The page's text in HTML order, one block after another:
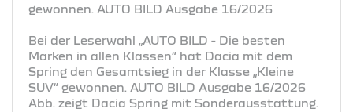
gewonnen. AUTO BILD Ausgabe 16/2026
Bei der Leserwahl „AUTO BILD - Die besten
Marken in allen Klassen“ hat Dacia mit dem
Spring den Gesamtsieg in der Klasse „Kleine
SUV“ gewonnen. AUTO BILD Ausgabe 16/2026
Abb. zeigt Dacia Spring mit Sonderausstattung.